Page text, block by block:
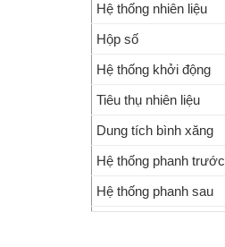
Hệ thống nhiên liệu
Hộp số
Hệ thống khởi động
Tiêu thụ nhiên liệu
Dung tích bình xăng
Hệ thống phanh trước
Hệ thống phanh sau